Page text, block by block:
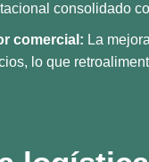
consolidado
comercial: La
lo que